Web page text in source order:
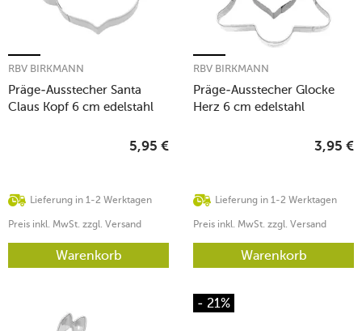
Präge-Ausstecher Santa
Claus Kopf 6 cm edelstahl
RBV BIRKMANN
Lieferung in 1-2 Werktagen
5,95 €
Preis inkl. MwSt. zzgl. Versand
Warenkorb
Präge-Ausstecher Glocke
Herz 6 cm edelstahl
RBV BIRKMANN
Lieferung in 1-2 Werktagen
3,95 €
Preis inkl. MwSt. zzgl. Versand
Warenkorb
- 21%